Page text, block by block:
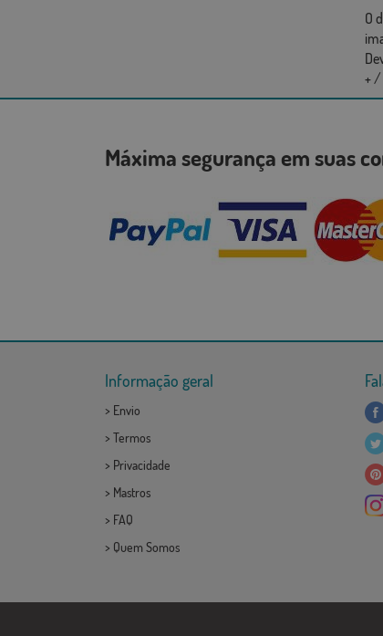
O
+ /
Máxima segurança em suas
Informação geral
> Envio
> Termos
> Privacidade
> Mastros
> FAQ
> Quem Somos